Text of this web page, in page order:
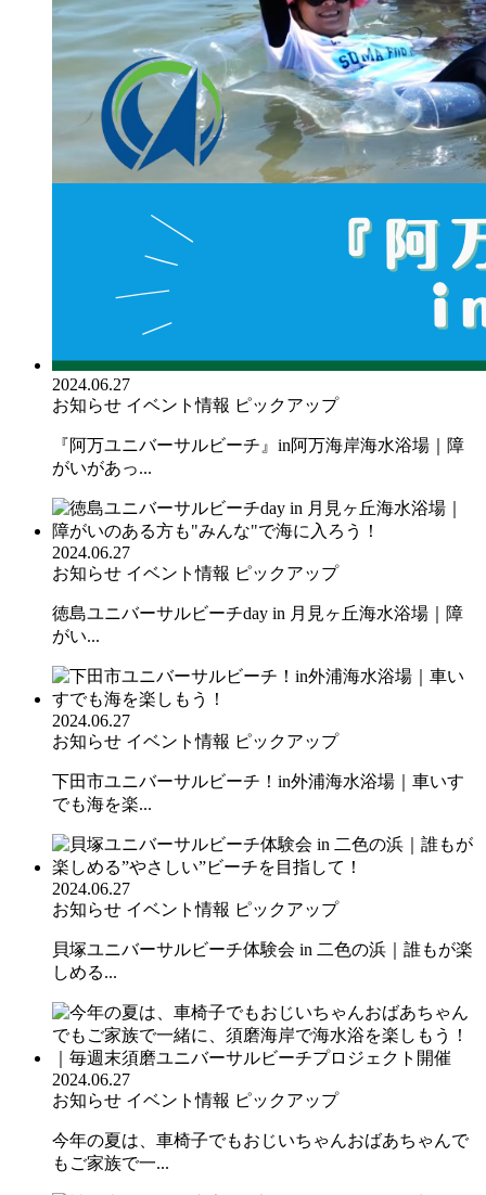
2024.06.27
お知らせ イベント情報 ピックアップ
『阿万ユニバーサルビーチ』in阿万海岸海水浴場｜障
がいがあっ...
2024.06.27
お知らせ イベント情報 ピックアップ
徳島ユニバーサルビーチday in 月見ヶ丘海水浴場｜障
がい...
2024.06.27
お知らせ イベント情報 ピックアップ
下田市ユニバーサルビーチ！in外浦海水浴場｜車いす
でも海を楽...
2024.06.27
お知らせ イベント情報 ピックアップ
貝塚ユニバーサルビーチ体験会 in 二色の浜｜誰もが楽
しめる...
2024.06.27
お知らせ イベント情報 ピックアップ
今年の夏は、車椅子でもおじいちゃんおばあちゃんで
もご家族で一...